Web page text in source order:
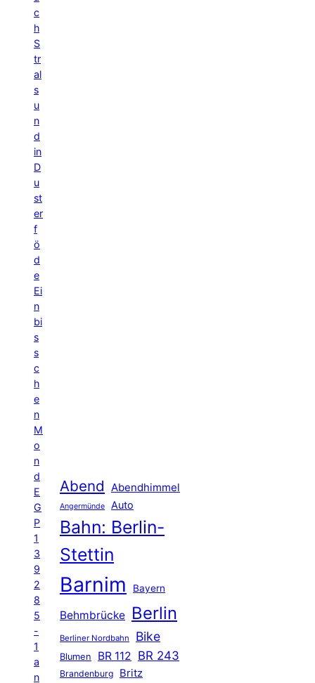
c
h
S
tr
al
s
u
n
d
in
D
u
st
er
f
ö
d
e
Ei
n
bi
s
s
c
h
e
n
M
o
n
d
E
G
P
1
3
9
2
8
5
-
1
a
n
Abend Abendhimmel
Angermünde Auto
Bahn: Berlin-
Stettin
Barnim Bayern
Behmbrücke Berlin
Berliner Nordbahn Bike
Blumen BR 112 BR 243
Brandenburg Britz